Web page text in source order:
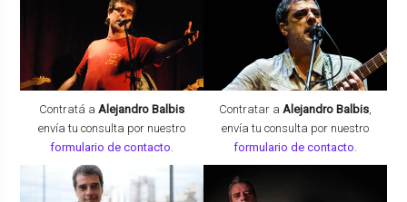
Contratá aAlejandro Balbis
envía tu consulta por nuestro
formulario de contacto.
Contratar a Alejandro Balbis,
envía tu consulta por nuestro
formulario de contacto.